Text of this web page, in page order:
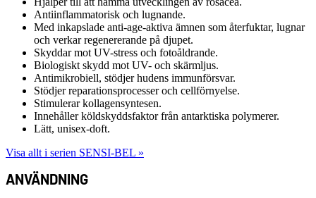
Antiinflammatorisk och lugnande.
Med inkapslade anti-age-aktiva ämnen som återfuktar, lugnar
och verkar regenererande på djupet.
Skyddar mot UV-stress och fotoåldrande.
Biologiskt skydd mot UV- och skärmljus.
Antimikrobiell, stödjer hudens immunförsvar.
Stödjer reparationsprocesser och cellförnyelse.
Stimulerar kollagensyntesen.
Innehåller köldskyddsfaktor från antarktiska polymerer.
Lätt, unisex-doft.
Visa allt i serien SENSI-BEL »
ANVÄNDNING